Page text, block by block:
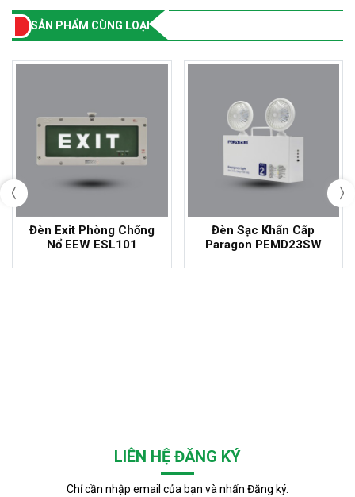
SẢN PHẨM CÙNG LOẠI
Đèn Exit Phòng Chống
Nổ EEW ESL101
Đèn Sạc Khẩn Cấp
Paragon PEMD23SW
LIÊN HỆ ĐĂNG KÝ
Chỉ cần nhập email của bạn và nhấn Đăng ký.